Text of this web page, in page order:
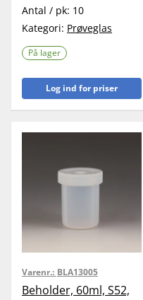
Antal / pk: 10
Kategori: Prøveglas
På lager
Log ind for priser
Varenr.: BLA13005
Beholder, 60ml, S52,